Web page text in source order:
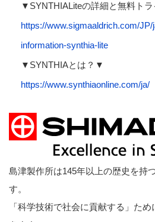
▼SYNTHIALiteの詳細と無料ト
https://www.sigmaaldrich.com/
information-synthia-lite
▼SYNTHIAとは？▼
https://www.synthiaonline.com/ja/
島津製作所は145年以上の歴史を持
す。
「科学技術で社会に貢献する」た